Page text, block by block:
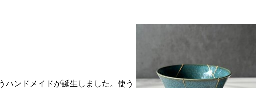
ハンドメイドが誕生しました。使う